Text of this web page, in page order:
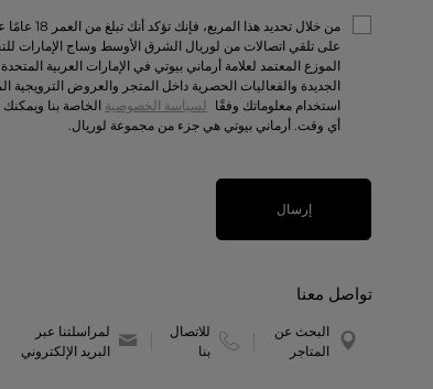
من خلال تحديد هذا
على تلقي اتصالات من لوريال الشرق الأوسط وساج الإمارات
الموزع المعتمد لعلامة أرماني بيوتي في الإمارات العربية
الجديدة والفعاليات الحصرية داخل المتجر والعروض الترويجية
استخدام معلوماتك وفقًا
لسياسة الخصوصية الخاصة بنا
أي وقت. أرماني بيوتي هي جزء من مجموعة لوريال.
إرسال
تواصل معنا
البحث عن
المتاجر
للاتصال
بنا
لمراسلتنا عبر
البريد الإلكتروني